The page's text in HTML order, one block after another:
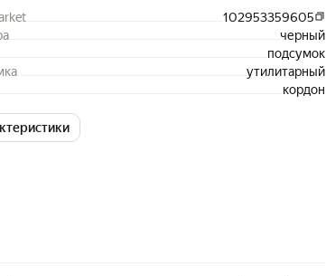
102953359605
черный
подсумок
утилитарный
кордон